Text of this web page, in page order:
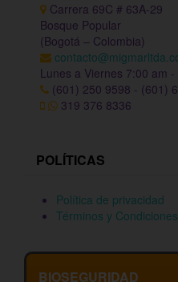
Carrera 69C # 63A-29
Bosque Popular
(Bogotá – Colombia)
Lunes a Viernes 7:00 am -
(601) 250 9598 - (601)
319 376 8336
POLÍTICAS
Política de privacidad
Términos y Condiciones
BIOSEGURIDAD